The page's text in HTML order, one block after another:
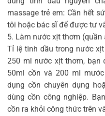
massage trẻ em: Cần hết
tôi hoặc bác sĩ để được tư
5. Làm nước xịt thơm (quần
Tỉ lệ tinh dầu trong nước
250 ml nước xịt thơm, bạn
50ml cồn và 200 ml
dụng cồn chuyên dụng
dùng cồn công nghiệp.
cồn ra khỏi công thức trên